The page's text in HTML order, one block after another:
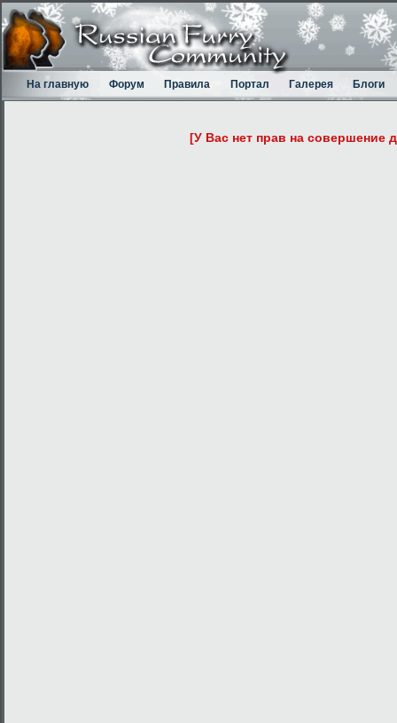
На главную Форум Правила Портал Галерея Блоги
[У Вас нет прав на совершение